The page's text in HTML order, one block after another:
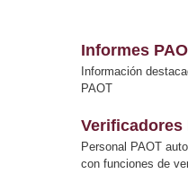
Informes
Información
PAOT
Verificadores
Personal PAOT
con funciones de